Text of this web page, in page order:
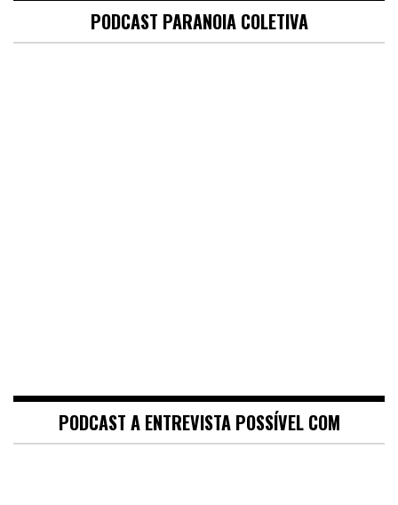
PODCAST PARANOIA COLETIVA
PODCAST A ENTREVISTA POSSÍVEL COM